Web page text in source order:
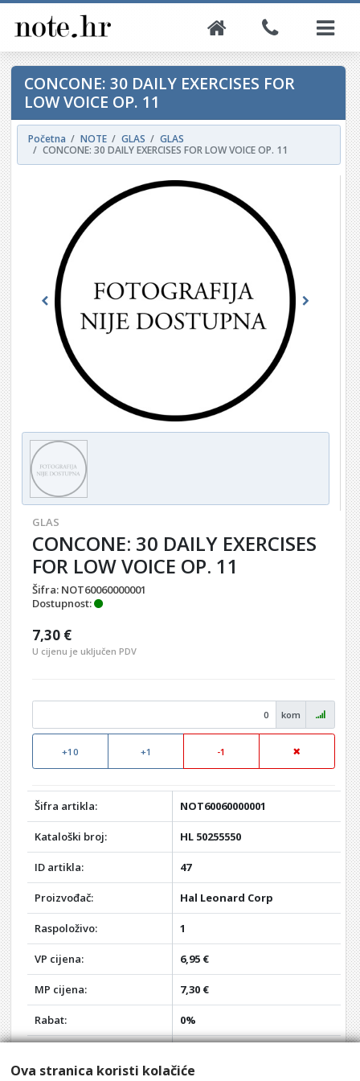
CONCONE: 30 DAILY EXERCISES FOR
LOW VOICE OP. 11
Početna NOTE GLAS
GLAS
CONCONE: 30 DAILY EXERCISES FOR LOW VOICE OP. 11
Previous Next
GLAS
CONCONE: 30 DAILY EXERCISES
FOR LOW VOICE OP. 11
Šifra: NOT60060000001
Dostupnost:
7,30 €
U cijenu je uključen PDV
kom
+10 +1 -1
Šifra artikla: NOT60060000001
Kataloški broj: HL 50255550
ID artikla: 47
Proizvođač: Hal Leonard Corp
Raspoloživo: 1
VP cijena: 6,95 €
MP cijena: 7,30 €
Rabat: 0%
Ova stranica koristi kolačiće